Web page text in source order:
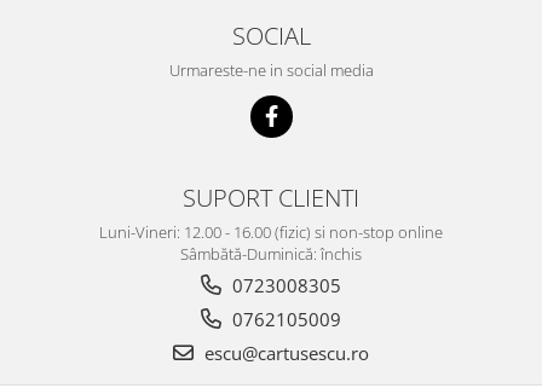
SOCIAL
Urmareste-ne in social media
SUPORT CLIENTI
Luni-Vineri: 12.00 - 16.00 (fizic) si non-stop online
Sâmbătă-Duminică: închis
0723008305
0762105009
escu@cartusescu.ro